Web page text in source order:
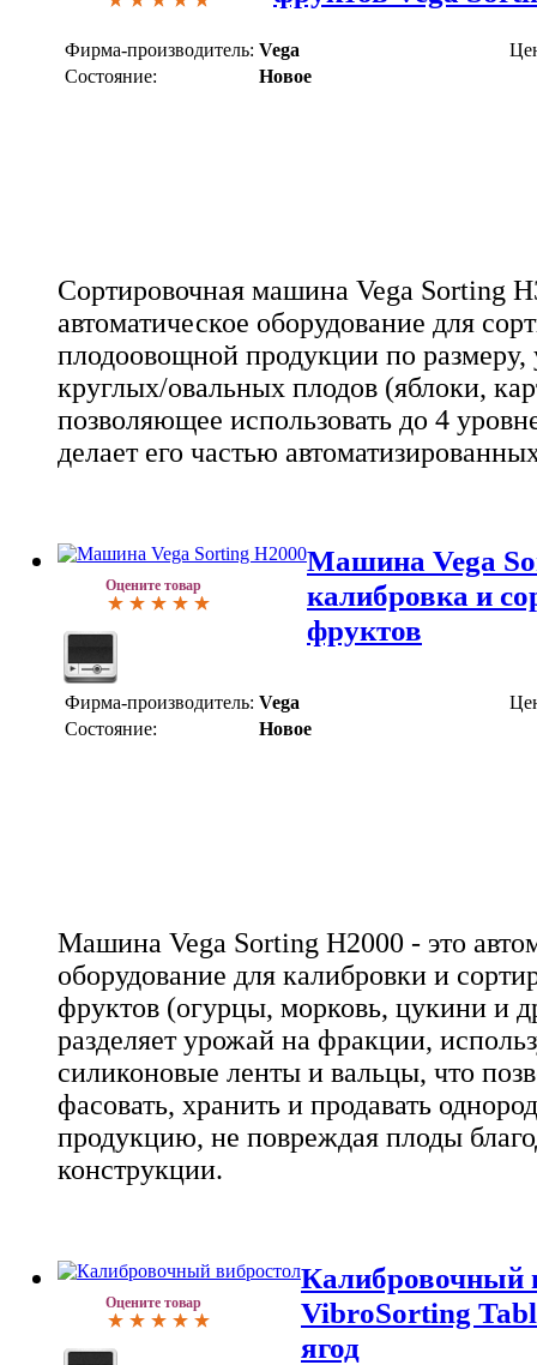
Фирма-производитель: Vega
Состояние:
Новое
Сортировочная машина Vega Sorting
автоматическое оборудование для
плодоовощной продукции по размеру,
круглых/овальных плодов (яблоки,
позволяющее использовать до 4
делает его частью
Оцените товар
Машина Vega
калибровка и
фруктов
Фирма-производитель: Vega
Состояние:
Новое
Машина Vega Sorting H2000 - это
оборудование для калибровки и
фруктов (огурцы, морковь, цукини и
разделяет урожай на фракции,
силиконовые ленты и вальцы, что
фасовать, хранить и продавать
продукцию, не повреждая плоды
конструкции.
Оцените товар
Калибровочный
VibroSorting
ягод